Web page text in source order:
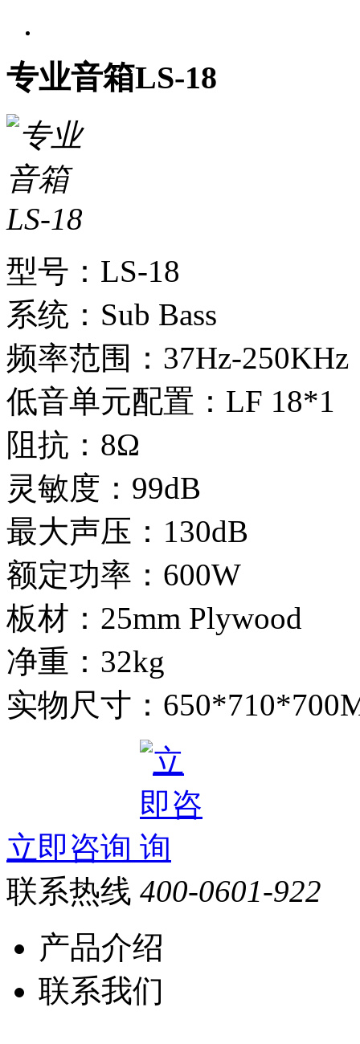
专业音箱LS-18
型号：LS-18
系统：Sub Bass
频率范围：37Hz-250KHz
低音单元配置：LF 18*1
阻抗：8Ω
灵敏度：99dB
最大声压：130dB
额定功率：600W
板材：25mm Plywood
净重：32kg
实物尺寸：
立即咨询
联系热线 400-0601-922
产品介绍
联系我们